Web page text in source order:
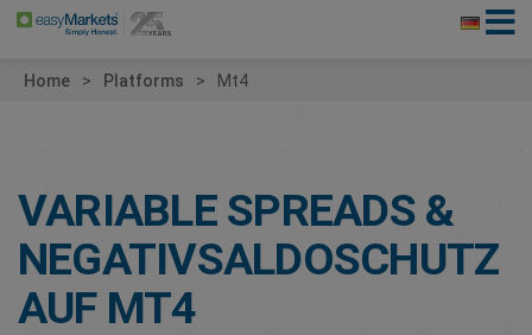
Home Platforms Mt4
VARIABLE SPREADS &
NEGATIVSALDOSCHUTZ
AUF MT4